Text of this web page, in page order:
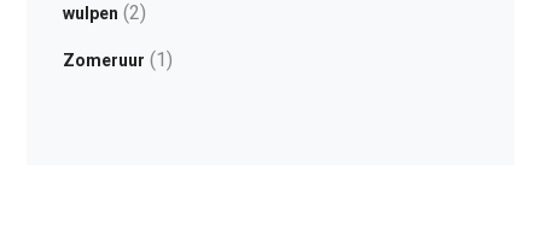
wulpen (2)
Zomeruur (1)